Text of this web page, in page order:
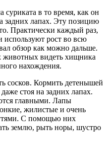
суриката в то время, как он
задних лапах. Эту позицию
Практически каждый раз,
используют рост во всю
обзор как можно дальше.
животных видеть хищника
нахождения.
сосков. Кормить детенышей
стоя на задних лапах.
главными. Лапы
жилистые и очень
С помощью них
землю, рыть норы, шустро